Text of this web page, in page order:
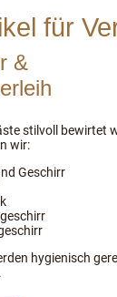
für
&
stilvoll bewirtet
wir:
Geschirr
hygienisch